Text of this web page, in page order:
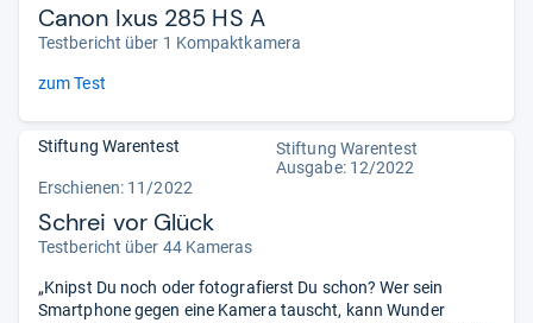
Canon Ixus 285 HS A
Testbericht über 1 Kompaktkamera
zum Test
Stiftung Warentest
Stiftung Warentest
Ausgabe: 12/2022
Erschienen: 11/2022
Schrei vor Glück
Testbericht über 44 Kameras
„Knipst Du noch oder fotografierst Du schon? Wer sein
Smartphone gegen eine Kamera tauscht, kann Wunder